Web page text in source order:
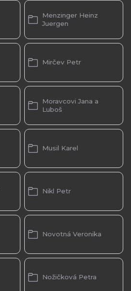
Menzinger Heinz
Juergen
Mirčev Petr
Moravcovi Jana a
Luboš
Musil Karel
Nikl Petr
Novotná Veronika
Nožičková Petra